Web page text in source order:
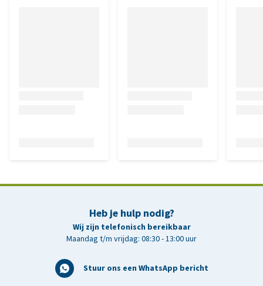
Heb je hulp nodig?
Wij zijn telefonisch bereikbaar
Maandag t/m vrijdag: 08:30 - 13:00 uur
Stuur ons een WhatsApp bericht